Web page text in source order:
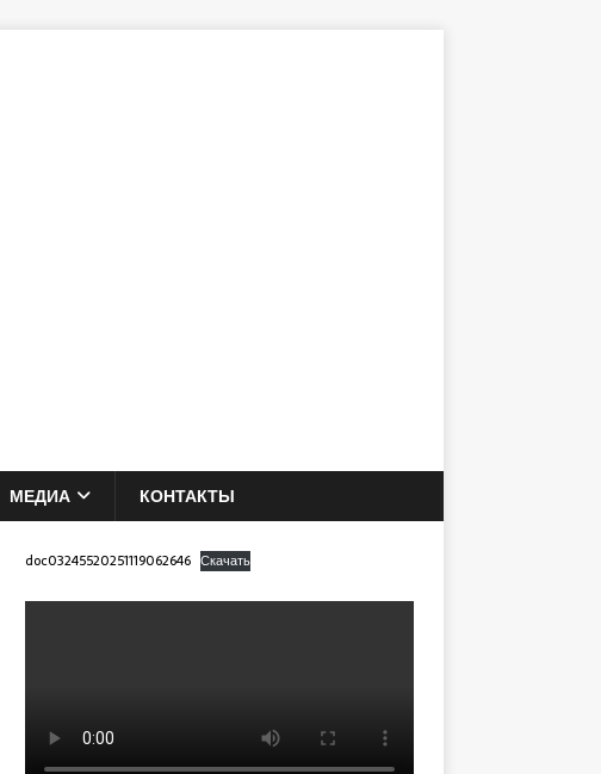
МЕДИА КОНТАКТЫ
doc03245520251119062646 Скачать